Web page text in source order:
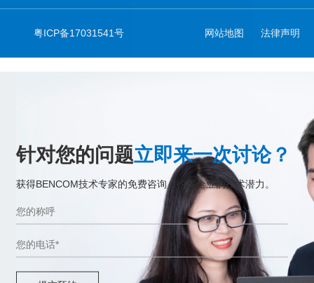
粤ICP备17031541号 网站地图 法律声明
针对您的问题立即来一次讨论？
获得BENCOM技术专家的免费咨询，挖掘企业的技术潜力。